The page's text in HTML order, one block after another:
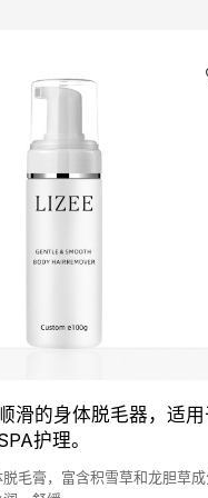
滑的身体脱毛器，适用
护理。
毛膏，富含积雪草和龙胆草成